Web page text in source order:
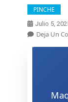
PINCHE
Julio 5,
Deja Un